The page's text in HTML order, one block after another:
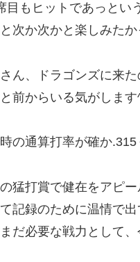
目もヒットであっとい
次か次かと楽しみたか
ん、ドラゴンズに来
前からいる気がします
の通算打率が確か
猛打賞で健在をアピー
記録のために温情で出
だ必要な戦力として